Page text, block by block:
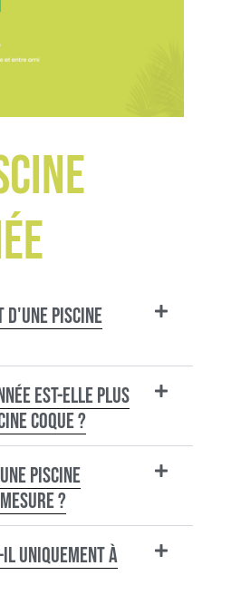
piscine
est-elle plus
coque ?
piscine
?
il uniquement à